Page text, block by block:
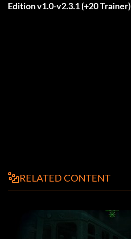
Edition v1.0-v2.3.1 (+20 Trainer)
RELATED CONTENT